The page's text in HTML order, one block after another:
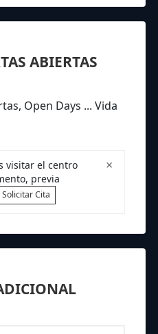
ABIERTAS
Open Days ... Vida
×
visitar el centro
previa
Solicitar Cita